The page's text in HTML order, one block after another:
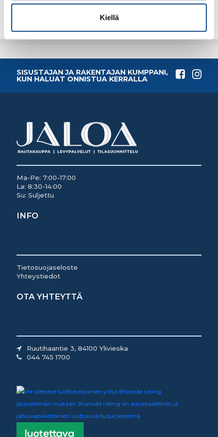
Kiellä
Lisää tilauskoriin Lisää tilauskoriin
SISUSTAJAN JA RAKENTAJAN KUMPPANI,
KUN HALUAT ONNISTUA KERRALLA
Ma-Pe: 7:00-17:00
La: 8:30-14:00
Su: Suljettu
INFO
Tietosuojaseloste
Yhteystiedot
OTA YHTEYTTÄ
Ruutihaantie 3, 84100 Ylivieska
044 745 1700